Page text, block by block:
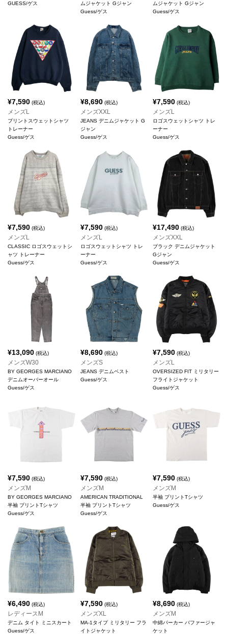
GUESS/ゲス
ムジャケット Gジャン
Guess/ゲス
ムジャケット Gジャン
Guess/ゲス
¥7,590 (税込)
メンズL
プリントスウェットシャツ
トレーナー
Guess/ゲス
¥8,690(税込)
メンズXXL
JEANS デニムジャケット G
ジャン
Guess/ゲス
¥7,590 (税込)
メンズL
ロゴスウェットシャツ トレ
ーナー
Guess/ゲス
¥7,590 (税込)
メンズL
CLASSIC ロゴスウェットシ
ャツ トレーナー
Guess/ゲス
¥7,590(税込)
メンズL
ロゴスウェットシャツ トレ
ーナー
Guess/ゲス
¥17,490 (税込)
メンズXXL
ブラック デニムジャケット
Gジャン
Guess/ゲス
¥13,090 (税込)
メンズW30
BY GEORGES MARCIANO
デニムオーバーオール
Guess/ゲス
¥8,690(税込)
メンズS
JEANS デニムベスト
Guess/ゲス
¥7,590 (税込)
メンズL
OVERSIZED FIT ミリタリー
フライトジャケット
Guess/ゲス
¥7,590 (税込)
メンズM
BY GEORGES MARCIANO
半袖 プリントTシャツ
Guess/ゲス
¥7,590(税込)
メンズM
AMERICAN TRADITIONAL
半袖 プリントTシャツ
Guess/ゲス
¥7,590 (税込)
メンズM
半袖 プリントTシャツ
Guess/ゲス
¥6,490 (税込)
レディースM
デニム タイト ミニスカート
Guess/ゲス
¥7,590(税込)
メンズXL
MA-1タイプ ミリタリー フラ
イトジャケット
¥8,690 (税込)
メンズM
中綿パーカー パファージャ
ケット